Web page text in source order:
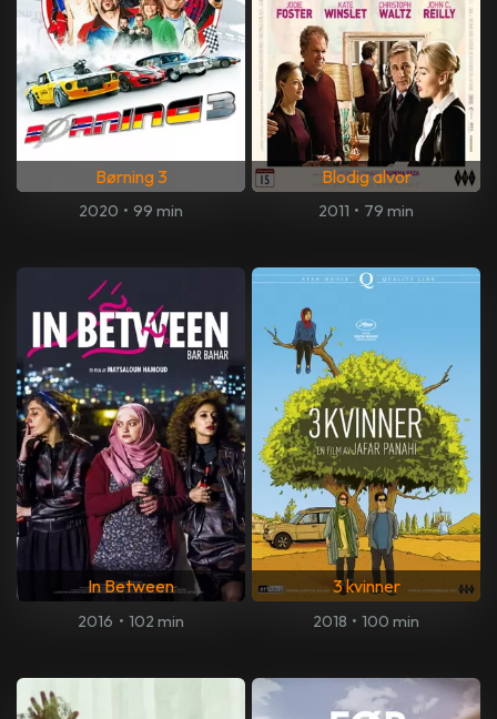
Børning 3
2020 • 99 min
Blodig alvor
2011 • 79 min
In Between
2016 • 102 min
3 kvinner
2018 • 100 min